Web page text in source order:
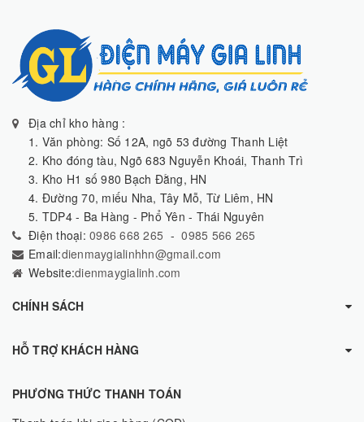
Địa chỉ kho hàng :
1. Văn phòng: Số 12A, ngõ 53 đường Thanh Liệt
2. Kho đóng tàu, Ngõ 683 Nguyễn Khoái, Thanh Trì
3. Kho H1 số 980 Bạch Đằng, HN
4. Đường 70, miếu Nha, Tây Mỗ, Từ Liêm, HN
5. TDP4 - Ba Hàng - Phổ Yên - Thái Nguyên
Điện thoại: 0986 668 265 -0985 566 265
Email:dienmaygialinhhn@gmail.com
Website:dienmaygialinh.com
CHÍNH SÁCH
HỖ TRỢ KHÁCH HÀNG
PHƯƠNG THỨC THANH TOÁN